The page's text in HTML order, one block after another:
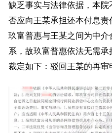
缺乏事实与法律依据，本
否应向王某承担还本付息责
玖富普惠与王某之间为中
系，故玖富普惠依法无需
裁定如下：驳回王某的再审